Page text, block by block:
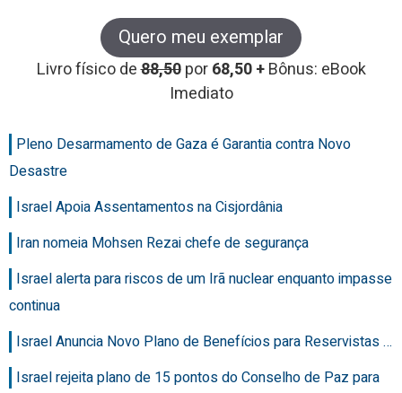
Quero meu exemplar
Livro físico de88,50 por68,50 +Bônus: eBook
Imediato
Pleno Desarmamento de Gaza é Garantia contra Novo
Desastre
Israel Apoia Assentamentos na Cisjordânia
Iran nomeia Mohsen Rezai chefe de segurança
Israel alerta para riscos de um Irã nuclear enquanto impasse
continua
Israel Anuncia Novo Plano de Benefícios para Reservistas …
Israel rejeita plano de 15 pontos do Conselho de Paz para